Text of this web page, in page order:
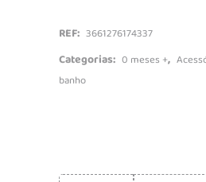
REF: 3661276174337
Categorias: 0 meses +,
banho